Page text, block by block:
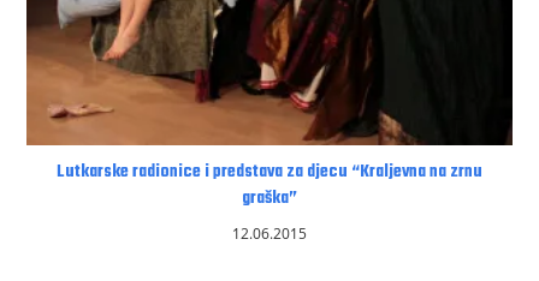
Lutkarske radionice i predstava za djecu “Kraljevna na zrnu
graška”
12.06.2015